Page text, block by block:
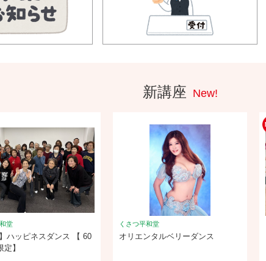
新講座 New!
堂
】ハッピネスダンス 【 60
】
くさつ平和堂
オリエンタルベリーダンス